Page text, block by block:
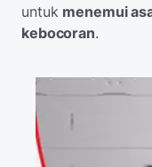
untuk menemui
kebocoran.